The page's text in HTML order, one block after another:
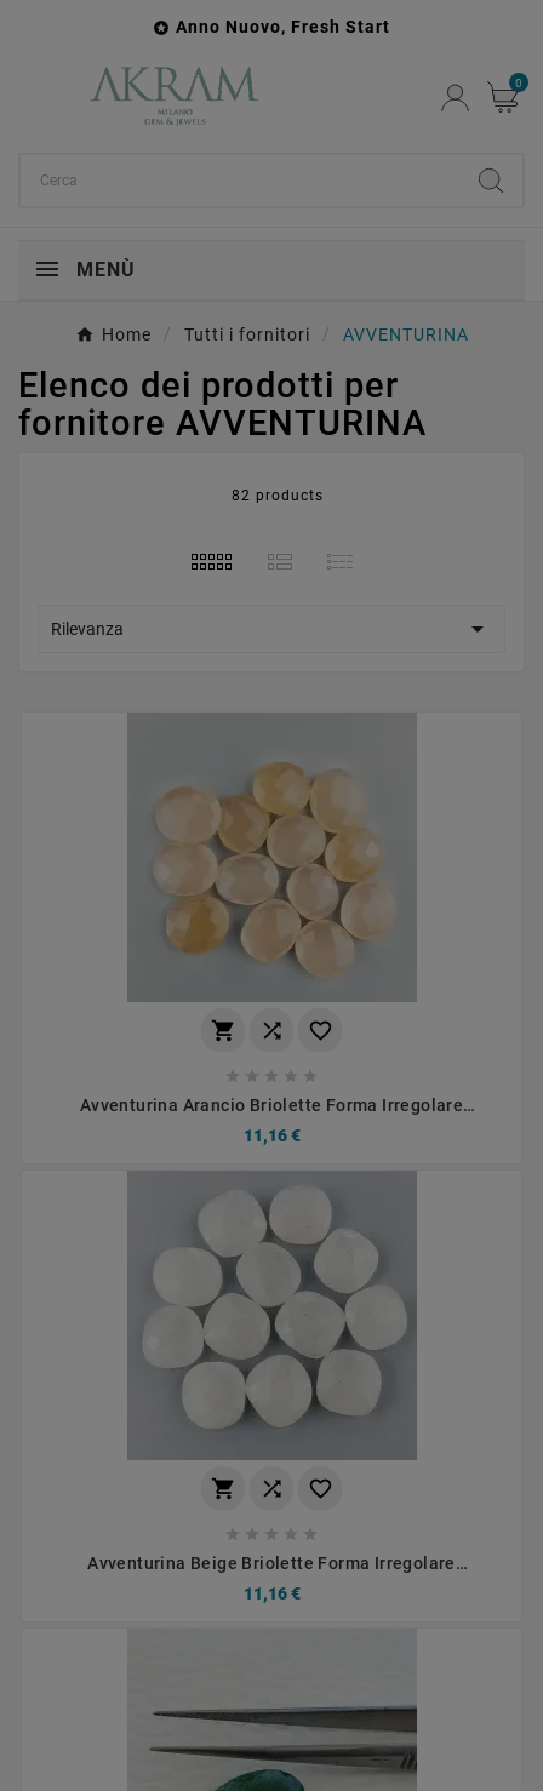
 Anno Nuovo, Fresh Start
0
MENÙ
Home Tutti i fornitori AVVENTURINA
Elenco dei prodotti per
fornitore AVVENTURINA
82 products
Rilevanza 
  
    
Avventurina Arancio Briolette Forma Irregolare
11,16 €
  
    
Avventurina Beige Briolette Forma Irregolare
11,16 €